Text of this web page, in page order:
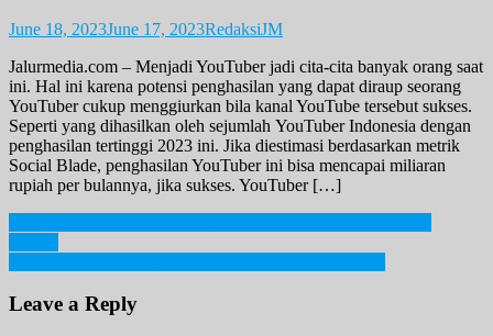
June 18, 2023June 17, 2023RedaksiJM
Jalurmedia.com – Menjadi YouTuber jadi cita-cita banyak orang saat
ini. Hal ini karena potensi penghasilan yang dapat diraup seorang
YouTuber cukup menggiurkan bila kanal YouTube tersebut sukses.
Seperti yang dihasilkan oleh sejumlah YouTuber Indonesia dengan
penghasilan tertinggi 2023 ini. Jika diestimasi berdasarkan metrik
Social Blade, penghasilan YouTuber ini bisa mencapai miliaran
rupiah per bulannya, jika sukses. YouTuber […]
Post
navigation
Leave a Reply